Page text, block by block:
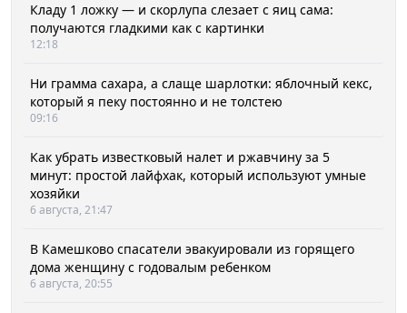
Кладу 1 ложку — и скорлупа слезает с яиц сама:
получаются гладкими как с картинки
12:18
Ни грамма сахара, а слаще шарлотки: яблочный кекс,
который я пеку постоянно и не толстею
09:16
Как убрать известковый налет и ржавчину за 5
минут: простой лайфхак, который используют умные
хозяйки
6 августа, 21:47
В Камешково спасатели эвакуировали из горящего
дома женщину с годовалым ребенком
6 августа, 20:55